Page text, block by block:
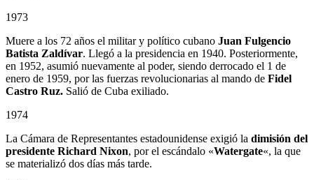
1973
Muere a los 72 años el militar y político cubano Juan Fulgencio
Batista Zaldívar. Llegó a la presidencia en 1940. Posteriormente,
en 1952, asumió nuevamente al poder, siendo derrocado el 1 de
enero de 1959, por las fuerzas revolucionarias al mando de Fidel
Castro Ruz. Salió de Cuba exiliado.
1974
La Cámara de Representantes estadounidense exigió la dimisión del
presidente Richard Nixon, por el escándalo «Watergate«, la que
se materializó dos días más tarde.